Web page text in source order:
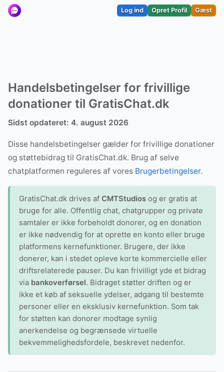
Log ind Opret Profil Gæst
Handelsbetingelser for frivillige
donationer til GratisChat.dk
Sidst opdateret: 4. august 2026
Disse handelsbetingelser gælder for frivillige donationer
og støttebidrag til GratisChat.dk. Brug af selve
chatplatformen reguleres af vores Brugerbetingelser.
GratisChat.dk drives af CMTStudiosog er gratis at
bruge for alle. Offentlig chat, chatgrupper og private
samtaler er ikke forbeholdt donorer, og en donation
er ikke nødvendig for at oprette en konto eller bruge
platformens kernefunktioner. Brugere, der ikke
donerer, kan i stedet opleve korte kommercielle eller
driftsrelaterede pauser. Du kan frivilligt yde et bidrag
via bankoverførsel. Bidraget støtter driften og er
ikke et køb af seksuelle ydelser, adgang til bestemte
personer eller en eksklusiv kernefunktion. Som tak
for støtten kan donorer modtage synlig
anerkendelse og begrænsede virtuelle
bekvemmelighedsfordele, beskrevet nedenfor.